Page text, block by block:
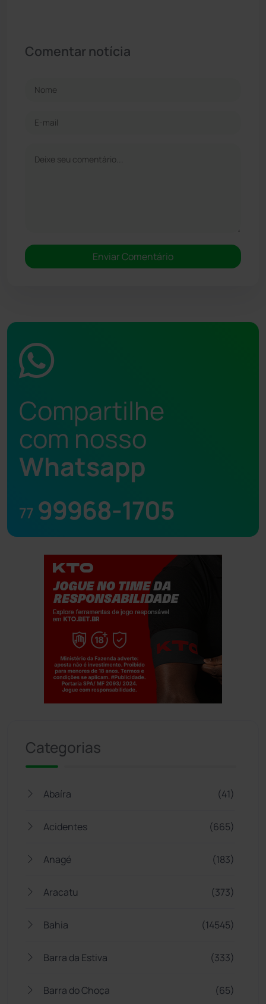
Comentar notícia
Compartilhe
com nosso
Whatsapp
77 99968-1705
Categorias
Abaíra (41)
Acidentes (665)
Anagé (183)
Aracatu (373)
Bahia (14545)
Barra da Estiva (333)
Barra do Choça (65)